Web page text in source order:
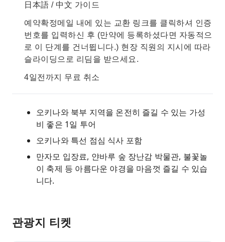
日本語 / 中文 가이드
예약확정메일 내에 있는 교환 링크를 클릭하셔 인증
번호를 입력하신 후 (만약에 등록하셨다면 자동적으
로 이 단계를 건너뜁니다.) 현장 직원의 지시에 따라
슬라이딩으로 리딤을 받으세요.
4일전까지 무료 취소
오키나와 북부 지역을 온전히 즐길 수 있는 가성
비 좋은 1일 투어
오키나와 특선 점심 식사 포함
만자모 입장료, 얀바루 숲 장난감 박물관, 불꽃놀
이 축제 등 아름다운 야경을 마음껏 즐길 수 있습
니다.
관광지 티켓